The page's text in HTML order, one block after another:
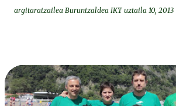
argitaratzailea Buruntzaldea IKT uztaila 10, 2013